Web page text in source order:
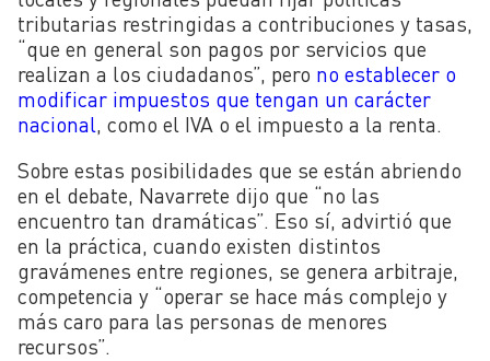
tributarias restringidas a contribuciones y tasas,
“que en general son pagos por servicios que
realizan a los ciudadanos”, pero no establecer o
modificar impuestos que tengan un carácter
nacional, como el IVA o el impuesto a la renta.
Sobre estas posibilidades que se están abriendo
en el debate, Navarrete dijo que “no las
encuentro tan dramáticas”. Eso sí, advirtió que
en la práctica, cuando existen distintos
gravámenes entre regiones, se genera arbitraje,
competencia y “operar se hace más complejo y
más caro para las personas de menores
recursos”.